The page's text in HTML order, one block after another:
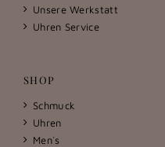
Unsere Werkstatt
Uhren Service
SHOP
Schmuck
Uhren
Men´s